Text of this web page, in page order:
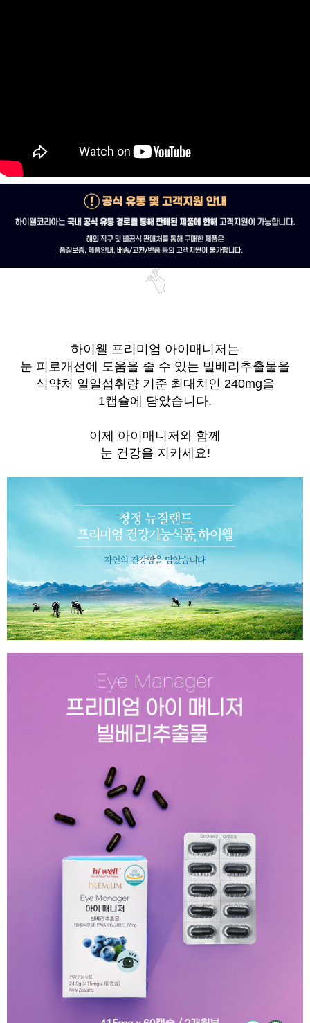
하이웰 프리미엄 아이매니저는
눈 피로개선에 도움을 줄 수 있는 빌베리추출물을
식약처 일일섭취량 기준 최대치인 240mg을
1캡슐에 담았습니다.
이제 아이매니저와 함께
눈 건강을 지키세요!